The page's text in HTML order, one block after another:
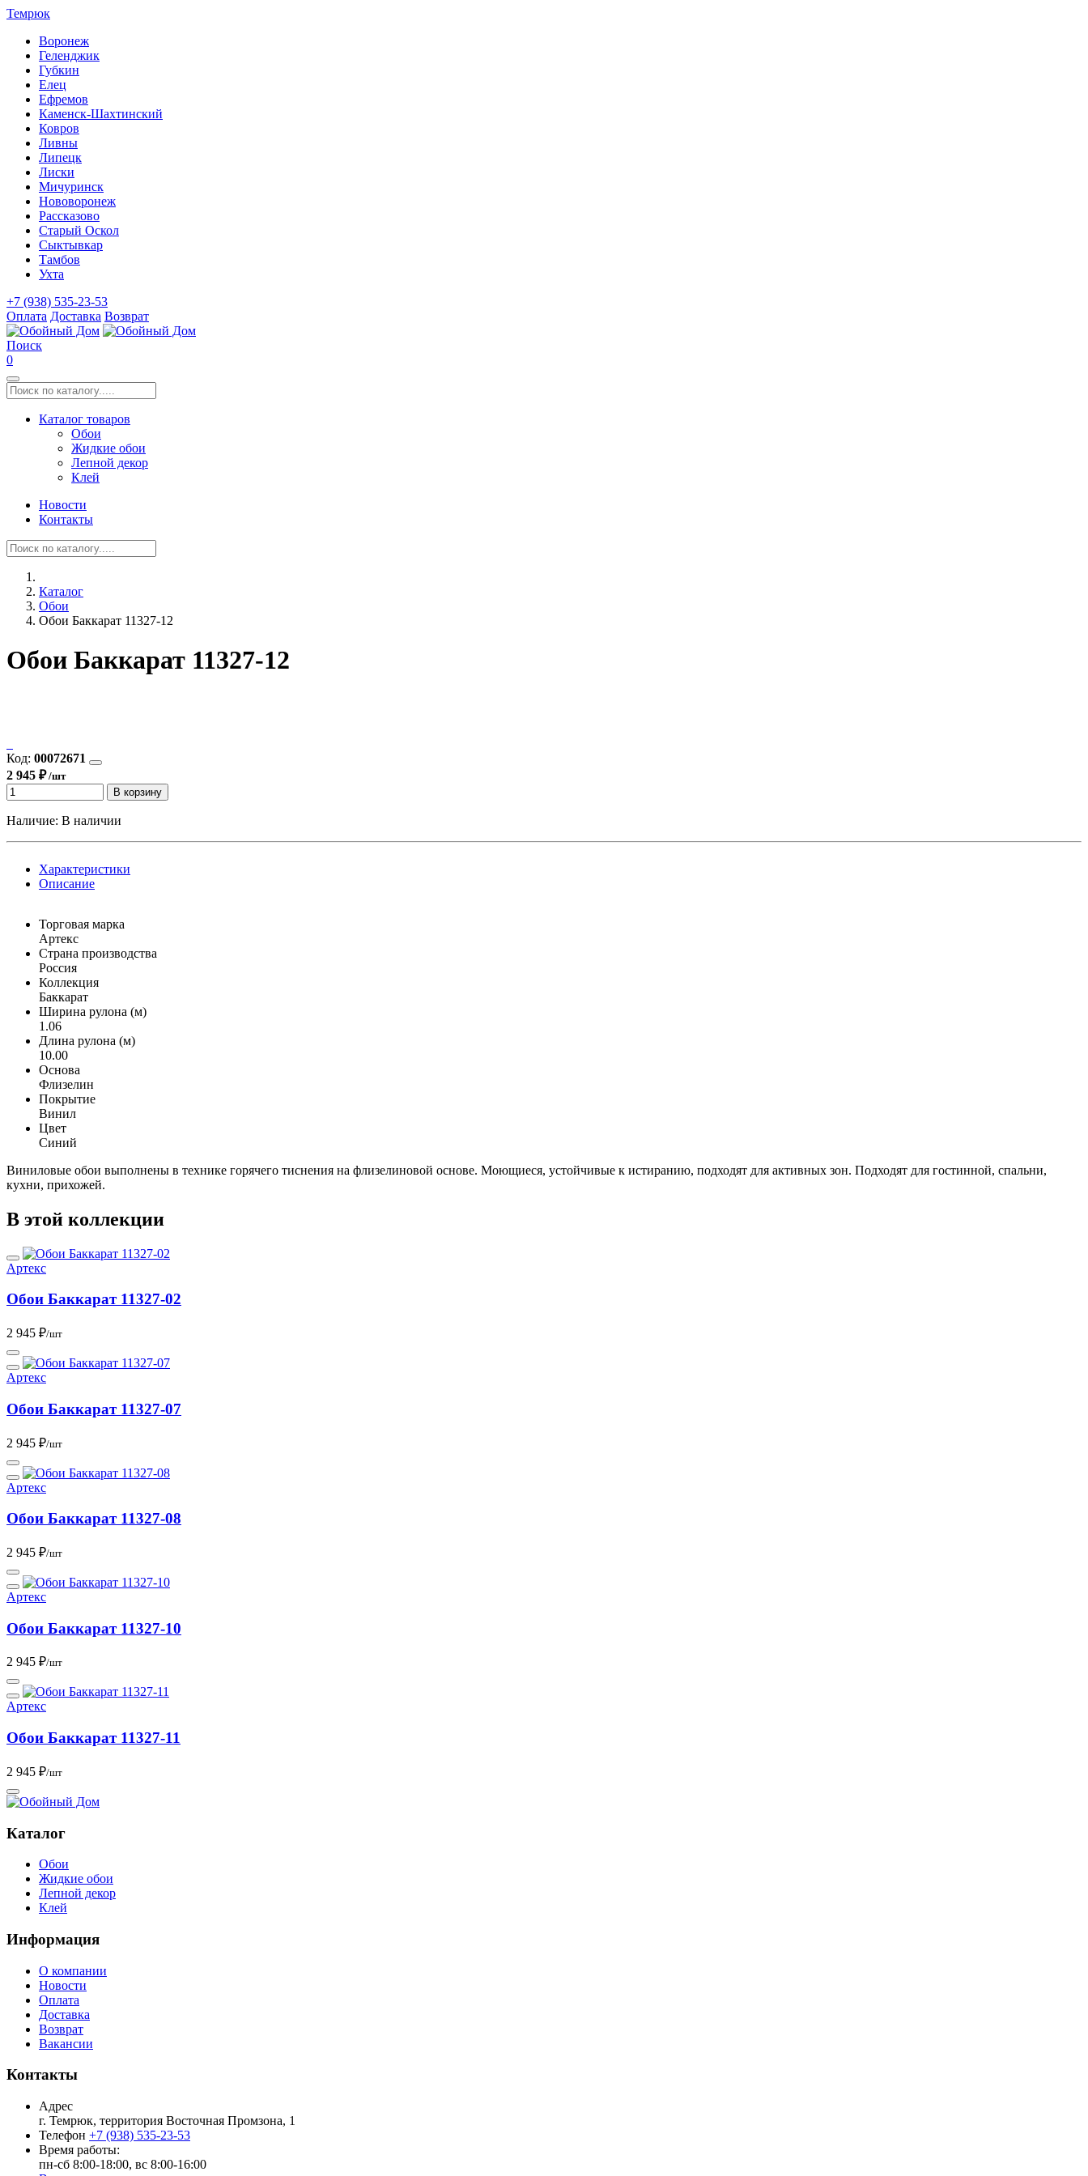
Темрюк
Воронеж
Геленджик
Губкин
Елец
Ефремов
Каменск-Шахтинский
Ковров
Ливны
Липецк
Лиски
Мичуринск
Нововоронеж
Рассказово
Старый Оскол
Сыктывкар
Тамбов
Ухта
+7 (938) 535-23-53
Оплата Доставка Возврат
Поиск
0
Каталог товаров
Обои
Жидкие обои
Лепной декор
Клей
Новости
Контакты
Каталог
Обои
Обои Баккарат 11327-12
Обои Баккарат 11327-12
Код: 00072671
2 945 ₽/шт
В корзину
Наличие: В наличии
Характеристики
Описание
Торговая марка
Артекс
Страна производства
Россия
Коллекция
Баккарат
Ширина рулона (м)
1.06
Длина рулона (м)
10.00
Основа
Флизелин
Покрытие
Винил
Цвет
Синий
Виниловые обои выполнены в технике горячего тиснения на флизелиновой основе. Моющиеся, устойчивые к истиранию, подходят для активных зон. Подходят для гостинной, спальни,
кухни, прихожей.
В этой коллекции
Артекс
Обои Баккарат 11327-02
2 945 ₽/шт
Артекс
Обои Баккарат 11327-07
2 945 ₽/шт
Артекс
Обои Баккарат 11327-08
2 945 ₽/шт
Артекс
Обои Баккарат 11327-10
2 945 ₽/шт
Артекс
Обои Баккарат 11327-11
2 945 ₽/шт
Каталог
Обои
Жидкие обои
Лепной декор
Клей
Информация
О компании
Новости
Оплата
Доставка
Возврат
Вакансии
Контакты
Адрес
г. Темрюк, территория Восточная Промзона, 1
Телефон +7 (938) 535-23-53
Время работы:
пн-сб 8:00-18:00, вс 8:00-16:00